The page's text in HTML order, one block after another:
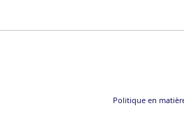
Politique en